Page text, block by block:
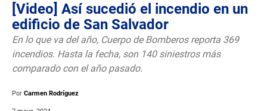
[Video] Así sucedió el incendio en un
edificio de San Salvador
En lo que va del año, Cuerpo de Bomberos reporta 369
incendios. Hasta la fecha, son 140 siniestros más
comparado con el año pasado.
Por Carmen Rodríguez